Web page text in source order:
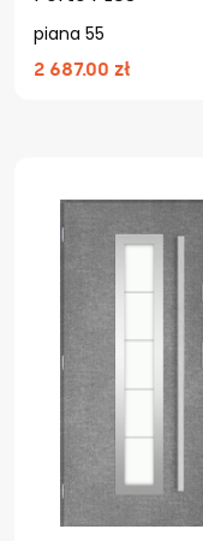
piana 55
2 687.00 zł